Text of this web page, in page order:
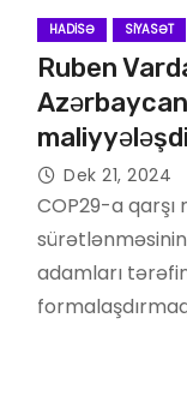
HADISƏ SIYASƏT
Ruben
Dek 21, 2024
COP29-a qarşı
adamları